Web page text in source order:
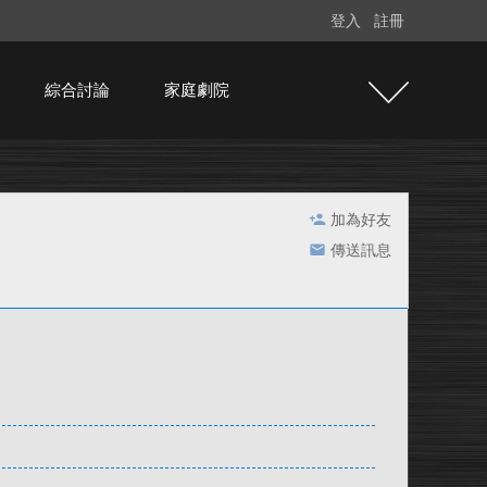
登入 註冊
綜合討論 家庭劇院
加為好友
傳送訊息